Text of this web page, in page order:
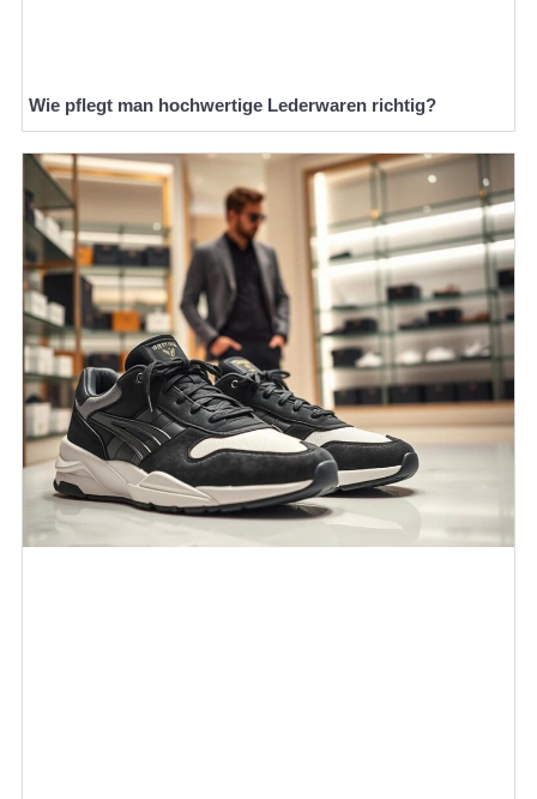
Wie pflegt man hochwertige Lederwaren richtig?